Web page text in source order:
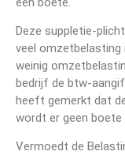
Deze suppletie-
veel omzetbelasting
weinig
bedrijf de btw-
heeft gemerkt dat
wordt er geen boete
Vermoedt de